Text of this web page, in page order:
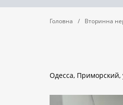
Головна Вторинна
Одесса, Приморский,